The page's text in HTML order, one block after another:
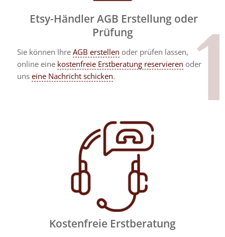
Etsy-Händler AGB Erstellung oder
Prüfung
Sie können Ihre AGB erstellen oder prüfen lassen,
online eine kostenfreie Erstberatung reservieren oder
uns eine Nachricht schicken.
Kostenfreie Erstberatung